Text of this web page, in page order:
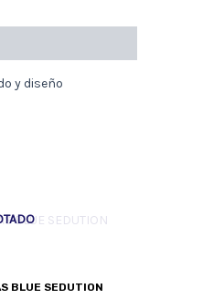
y diseño
BLUE SEDUTION